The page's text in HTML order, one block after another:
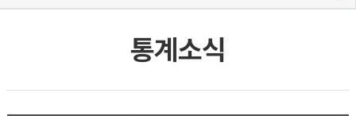
통계소식